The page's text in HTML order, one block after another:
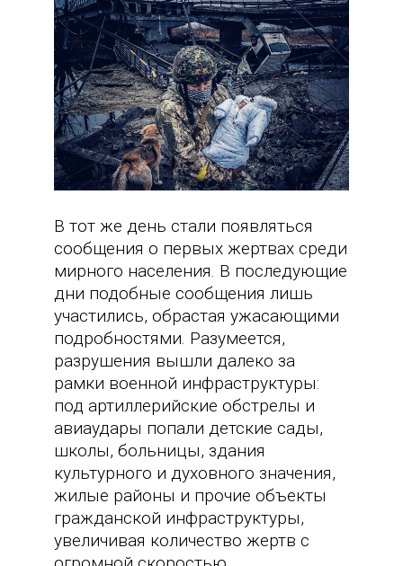
В тот же день стали появляться
сообщения о первых жертвах среди
мирного населения. В последующие
дни подобные сообщения лишь
участились, обрастая ужасающими
подробностями. Разумеется,
разрушения вышли далеко за
рамки военной инфраструктуры:
под артиллерийские обстрелы и
авиаудары попали детские сады,
школы, больницы, здания
культурного и духовного значения,
жилые районы и прочие объекты
гражданской инфраструктуры,
увеличивая количество жертв с